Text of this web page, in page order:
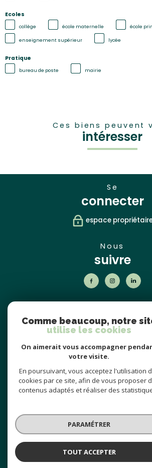
Ecoles
collège école maternelle école
enseignement supérieur lycée
Pratique
bureau de poste mairie
Ces biens peuvent
intéresser
se
connecter
espace
nous
suivre
partenaires
nos avis
clients
© 2026 | Tous droits réservés | Traduction powered
Comme beaucoup, notre
utilise les cookies
On aimerait vous accompagner
votre visite.
En poursuivant, vous acceptez l'utilisation
cookies par ce site, afin de vous proposer
contenus adaptés et réaliser des
PARAMÉTRER
TOUT ACCEPTER